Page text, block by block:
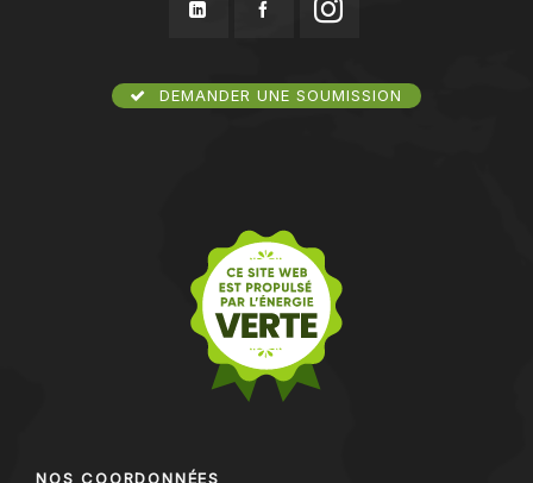
DEMANDER UNE SOUMISSION
NOS COORDONNÉES